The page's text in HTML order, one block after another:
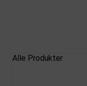
Alle Produkter